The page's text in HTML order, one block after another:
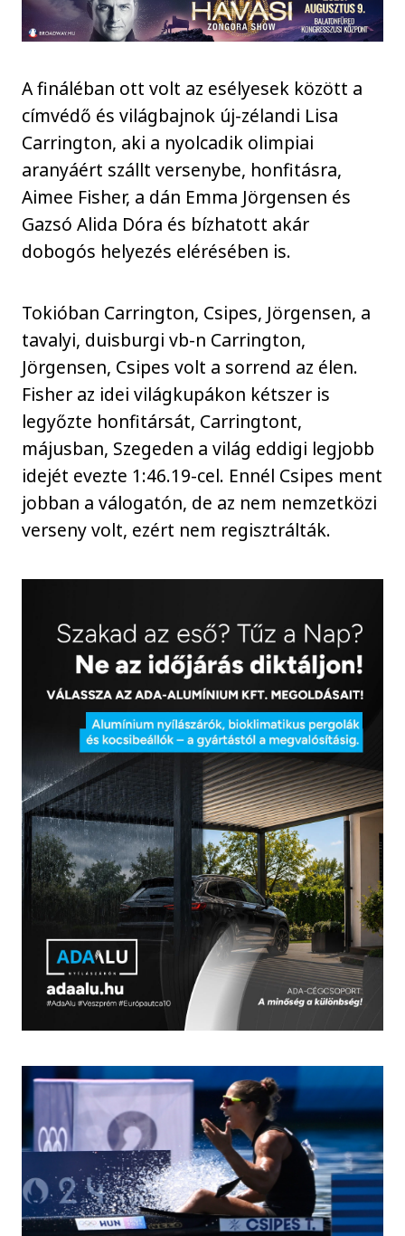
A fináléban ott volt az esélyesek között a
címvédő és világbajnok új-zélandi Lisa
Carrington, aki a nyolcadik olimpiai
aranyáért szállt versenybe, honfitásra,
Aimee Fisher, a dán Emma Jörgensen és
Gazsó Alida Dóra és bízhatott akár
dobogós helyezés elérésében is.
Tokióban Carrington, Csipes, Jörgensen, a
tavalyi, duisburgi vb-n Carrington,
Jörgensen, Csipes volt a sorrend az élen.
Fisher az idei világkupákon kétszer is
legyőzte honfitársát, Carringtont,
májusban, Szegeden a világ eddigi legjobb
idejét evezte 1:46.19-cel. Ennél Csipes ment
jobban a válogatón, de az nem nemzetközi
verseny volt, ezért nem regisztrálták.